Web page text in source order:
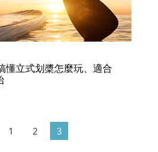
懂立式划槳怎麼玩、適合
1 2 3